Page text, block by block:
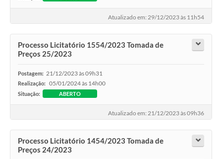
Relação de Medicamentos
Carta de Serviços
Relatório Ouvidoria 2022
Negócios
Atualizado em: 29/12/2023 às 11h54
Processo Licitatório 1554/2023 Tomada de
Preços 25/2023
Postagem: 21/12/2023 às 09h31
Realização: 05/01/2024 às 14h00
Situação: ABERTO
Atualizado em: 21/12/2023 às 09h36
Processo Licitatório 1454/2023 Tomada de
Preços 24/2023